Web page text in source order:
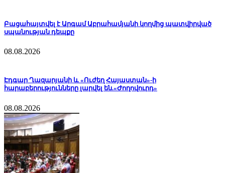
Բացահայտվել է Արգամ Աբրահամյանի կողմից պատվիրված
սպանության դեպքը
08.08.2026
Էդգար Ղազարյանի և «Ուժեղ Հայաստան»-ի
հարաբերությունները լարվել են.«Ժողովուրդ»
08.08.2026